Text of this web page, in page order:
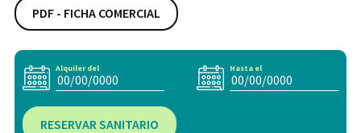
PDF - FICHA COMERCIAL
Alquiler del Hasta el
RESERVAR SANITARIO